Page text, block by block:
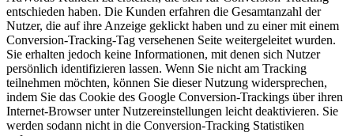
entschieden haben. Die Kunden erfahren die Gesamtanzahl der
Nutzer, die auf ihre Anzeige geklickt haben und zu einer mit einem
Conversion-Tracking-Tag versehenen Seite weitergeleitet wurden.
Sie erhalten jedoch keine Informationen, mit denen sich Nutzer
persönlich identifizieren lassen. Wenn Sie nicht am Tracking
teilnehmen möchten, können Sie dieser Nutzung widersprechen,
indem Sie das Cookie des Google Conversion-Trackings über ihren
Internet-Browser unter Nutzereinstellungen leicht deaktivieren. Sie
werden sodann nicht in die Conversion-Tracking Statistiken